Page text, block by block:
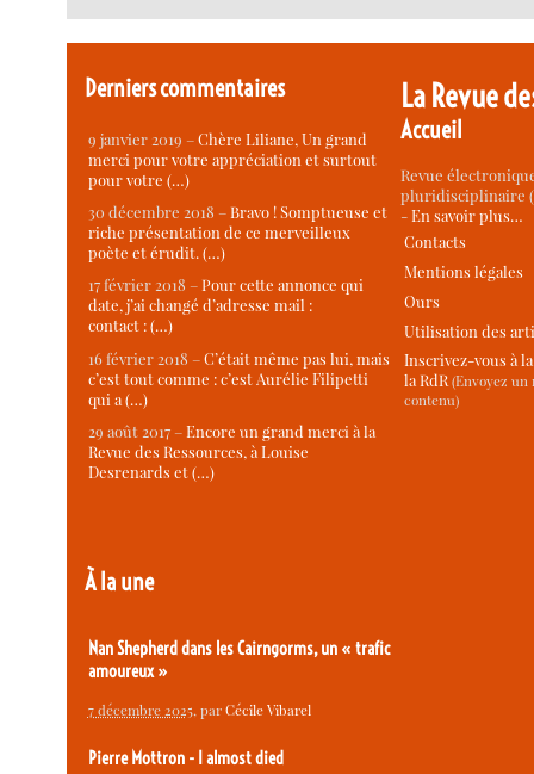
Derniers commentaires
9 janvier 2019 –Chère Liliane, Un grand
merci pour votre appréciation et surtout
pour votre (…)
30 décembre 2018 –Bravo ! Somptueuse et
riche présentation de ce merveilleux
poète et érudit. (…)
17 février 2018 –Pour cette annonce qui
date, j’ai changé d’adresse mail :
contact : (…)
16 février 2018 –C’était même pas lui, mais
c’est tout comme : c’est Aurélie Filipetti
qui a (…)
29 août 2017 –Encore un grand merci à la
Revue des Ressources, à Louise
Desrenards et (…)
À la une
Nan Shepherd dans les Cairngorms, un « trafic
amoureux »
7 décembre 2025, parCécile Vibarel
Pierre Mottron - I almost died
La Revue
Accueil
Revue
pluridisciplinaire
-En savoir plus…
Contacts
Mentions légales
Ours
Utilisation des
Inscrivez-vous à
la RdR(Envoyez un
contenu)